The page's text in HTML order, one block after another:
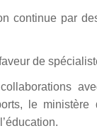
continue par
de
le ministère